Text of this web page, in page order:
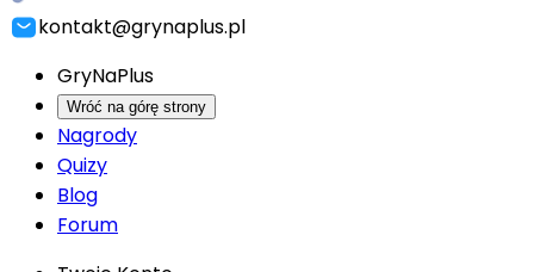
kontakt@grynaplus.pl
GryNaPlus
Wróć na górę strony
Nagrody
Quizy
Blog
Forum